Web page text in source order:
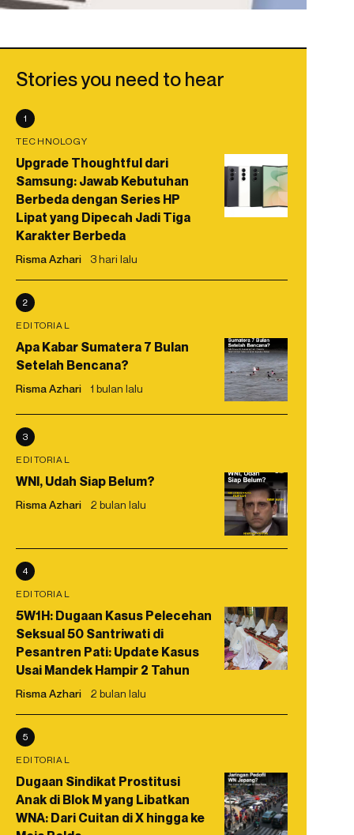
Stories you need to hear
1
TECHNOLOGY
Upgrade Thoughtful dari
Samsung: Jawab Kebutuhan
Berbeda dengan Series HP
Lipat yang Dipecah Jadi Tiga
Karakter Berbeda
Risma Azhari 3 hari lalu
2
EDITORIAL
Apa Kabar Sumatera 7 Bulan
Setelah Bencana?
Risma Azhari 1 bulan lalu
3
EDITORIAL
WNI, Udah Siap Belum?
Risma Azhari 2 bulan lalu
4
EDITORIAL
5W1H: Dugaan Kasus Pelecehan
Seksual 50 Santriwati di
Pesantren Pati: Update Kasus
Usai Mandek Hampir 2 Tahun
Risma Azhari 2 bulan lalu
5
EDITORIAL
Dugaan Sindikat Prostitusi
Anak di Blok M yang Libatkan
WNA: Dari Cuitan di X hingga ke